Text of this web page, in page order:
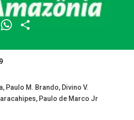
Facebook
WhatsApp
Paulo M. Brando, Divino V.
Paulo de Marco Jr